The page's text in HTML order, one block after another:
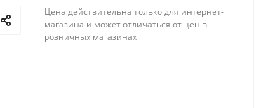
Цена действительна только для интернет-
магазина и может отличаться от цен в
розничных магазинах